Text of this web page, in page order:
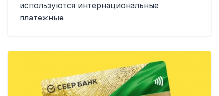
используются интернациональные
платежные